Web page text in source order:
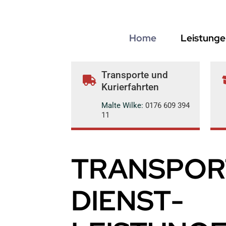
Home
Transporte und
Kurierfahrten
Malte Wilke:0176 609 394
11
DIENST­